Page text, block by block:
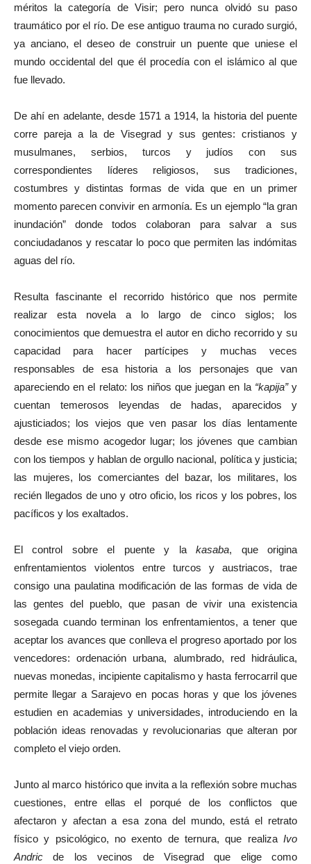
méritos la categoría de Visir; pero nunca olvidó su paso
traumático por el río. De ese antiguo trauma no curado surgió,
ya anciano, el deseo de construir un puente que uniese el
mundo occidental del que él procedía con el islámico al que
fue llevado.
De ahí en adelante, desde 1571 a 1914, la historia del puente
corre pareja a la de Visegrad y sus gentes: cristianos y
musulmanes, serbios, turcos y judíos con sus
correspondientes líderes religiosos, sus tradiciones,
costumbres y distintas formas de vida que en un primer
momento parecen convivir en armonía. Es un ejemplo “la gran
inundación” donde todos colaboran para salvar a sus
conciudadanos y rescatar lo poco que permiten las indómitas
aguas del río.
Resulta fascinante el recorrido histórico que nos permite
realizar esta novela a lo largo de cinco siglos; los
conocimientos que demuestra el autor en dicho recorrido y su
capacidad para hacer partícipes y muchas veces
responsables de esa historia a los personajes que van
apareciendo en el relato: los niños que juegan en la “kapija”y
cuentan temerosos leyendas de hadas, aparecidos y
ajusticiados; los viejos que ven pasar los días lentamente
desde ese mismo acogedor lugar; los jóvenes que cambian
con los tiempos y hablan de orgullo nacional, política y justicia;
las mujeres, los comerciantes del bazar, los militares, los
recién llegados de uno y otro oficio, los ricos y los pobres, los
pacíficos y los exaltados.
El control sobre el puente y lakasaba, que origina
enfrentamientos violentos entre turcos y austriacos, trae
consigo una paulatina modificación de las formas de vida de
las gentes del pueblo, que pasan de vivir una existencia
sosegada cuando terminan los enfrentamientos, a tener que
aceptar los avances que conlleva el progreso aportado por los
vencedores: ordenación urbana, alumbrado, red hidráulica,
nuevas monedas, incipiente capitalismo y hasta ferrocarril que
permite llegar a Sarajevo en pocas horas y que los jóvenes
estudien en academias y universidades, introduciendo en la
población ideas renovadas y revolucionarias que alteran por
completo el viejo orden.
Junto al marco histórico que invita a la reflexión sobre muchas
cuestiones, entre ellas el porqué de los conflictos que
afectaron y afectan a esa zona del mundo, está el retrato
físico y psicológico, no exento de ternura, que realiza Ivo
Andric de los vecinos de Visegrad que elige como